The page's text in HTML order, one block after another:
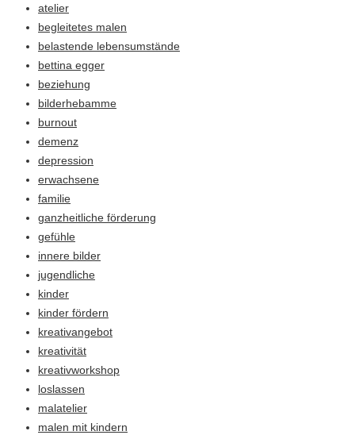
atelier
begleitetes malen
belastende lebensumstände
bettina egger
beziehung
bilderhebamme
burnout
demenz
depression
erwachsene
familie
ganzheitliche förderung
gefühle
innere bilder
jugendliche
kinder
kinder fördern
kreativangebot
kreativität
kreativworkshop
loslassen
malatelier
malen mit kindern